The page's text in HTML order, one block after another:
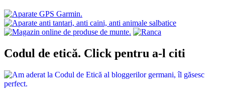
Codul de etică. Click pentru a-l citi